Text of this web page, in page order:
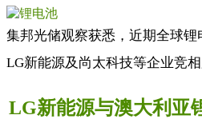
集邦光储观察获悉，近期全球
LG新能源及尚太科技等企业竞
LG新能源与澳大利亚